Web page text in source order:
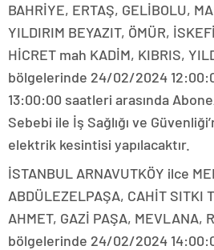
BAHRİYE, ERTAŞ, GELİBOLU,
YILDIRIM BEYAZIT, ÖMÜR,
HİCRET mah KADİM, KIBRIS,
bölgelerinde 24/02/2024
13:00:00 saatleri arasında
Sebebi ile İş Sağlığı ve
elektrik kesintisi yapılacaktır.
İSTANBUL ARNAVUTKÖY ilce
ABDÜLEZELPAŞA, CAHİT SITKI
AHMET, GAZİ PAŞA, MEVLANA,
bölgelerinde 24/02/2024